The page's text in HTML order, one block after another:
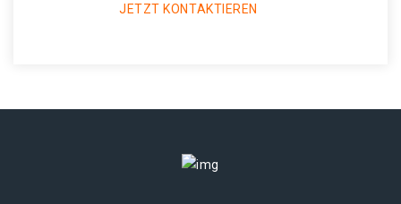
JETZT KONTAKTIEREN